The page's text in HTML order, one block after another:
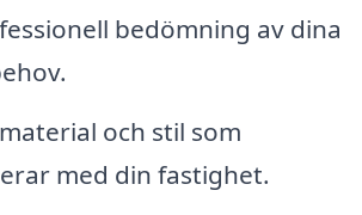
bedömning av dina
och stil som
med din fastighet.